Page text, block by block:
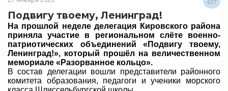
637
Подвигу твоему, Ленинград!
На прошлой неделе делегация Кировского района
приняла участие в региональном слёте военно-
патриотических объединений «Подвигу твоему,
Ленинград!», который прошёл на величественном
мемориале «Разорванное кольцо».
В состав делегации вошли представители районного
комитета образования, педагоги и ученики морского